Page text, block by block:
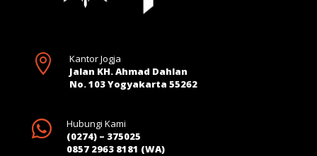

Kantor Jogja
Jalan KH. Ahmad Dahlan
No. 103 Yogyakarta 55262

Hubungi Kami
(0274) – 375025
0857 2963 8181 (WA)